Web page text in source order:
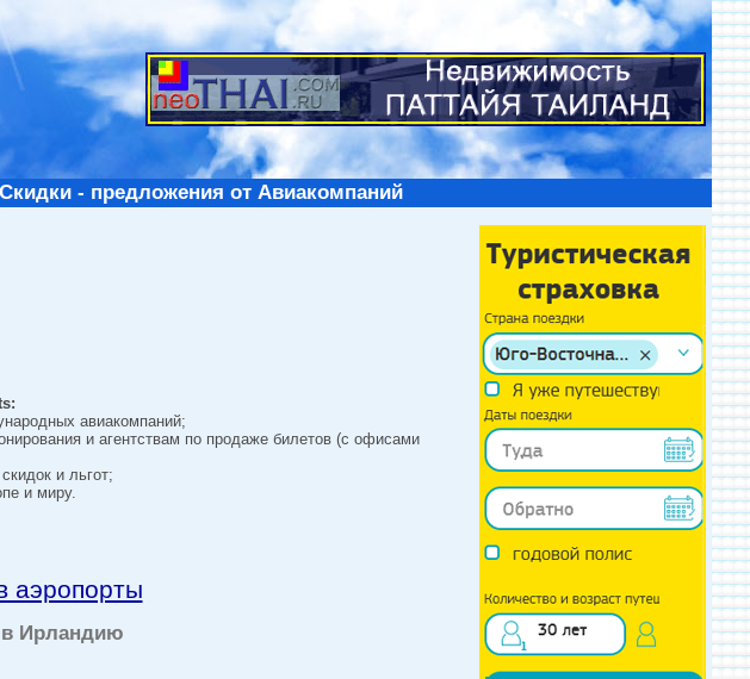
- предложения от Авиакомпаний
авиакомпаний;
и агентствам по продаже билетов (с офисами
и льгот;
и миру.
аэропорты
Ирландию